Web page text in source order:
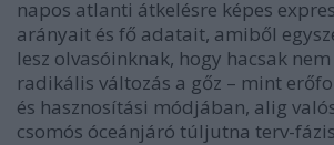
napos atlanti átkelésre képes
arányait és fő adatait, amiből
lesz olvasóinknak, hogy hacsak
radikális változás a gőz – mint
és hasznosítási módjában, alig
csomós óceánjáró túljutna terv-